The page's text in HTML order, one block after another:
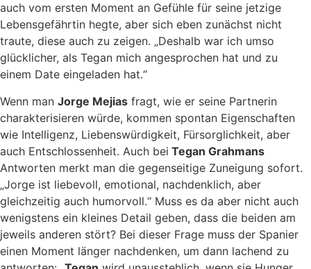
auch vom ersten Moment an Gefühle für seine jetzige
Lebensgefährtin hegte, aber sich eben zunächst nicht
traute, diese auch zu zeigen. „Deshalb war ich umso
glücklicher, als Tegan mich angesprochen hat und zu
einem Date eingeladen hat.“
Wenn man Jorge Mejias fragt, wie er seine Partnerin
charakterisieren würde, kommen spontan Eigenschaften
wie Intelligenz, Liebenswürdigkeit, Fürsorglichkeit, aber
auch Entschlossenheit. Auch bei Tegan Grahmans
Antworten merkt man die gegenseitige Zuneigung sofort.
„Jorge ist liebevoll, emotional, nachdenklich, aber
gleichzeitig auch humorvoll.“ Muss es da aber nicht auch
wenigstens ein kleines Detail geben, dass die beiden am
jeweils anderen stört? Bei dieser Frage muss der Spanier
einen Moment länger nachdenken, um dann lachend zu